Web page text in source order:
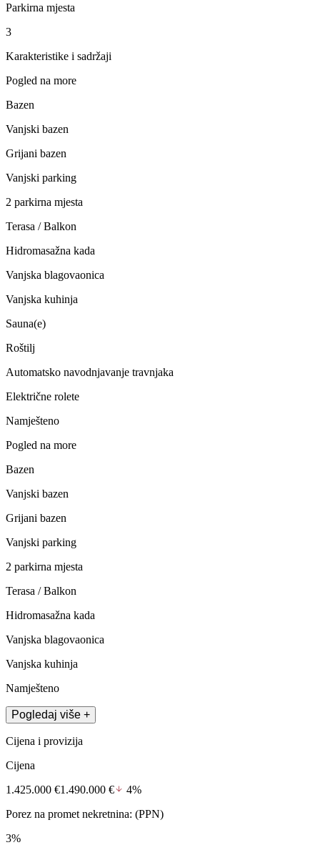
Parkirna mjesta
3
Karakteristike i sadržaji
Pogled na more
Bazen
Vanjski bazen
Grijani bazen
Vanjski parking
2 parkirna mjesta
Terasa / Balkon
Hidromasažna kada
Vanjska blagovaonica
Vanjska kuhinja
Sauna(e)
Roštilj
Automatsko navodnjavanje travnjaka
Električne rolete
Namješteno
Pogled na more
Bazen
Vanjski bazen
Grijani bazen
Vanjski parking
2 parkirna mjesta
Terasa / Balkon
Hidromasažna kada
Vanjska blagovaonica
Vanjska kuhinja
Namješteno
Pogledaj više +
Cijena i provizija
Cijena
1.425.000 €1.490.000 €
4%
Porez na promet nekretnina: (PPN)
3%